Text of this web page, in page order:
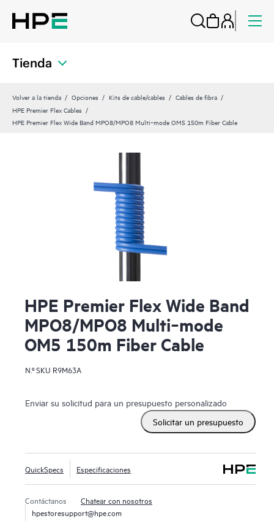
Tienda
Volver a la tienda Opciones Kits de cable/cables
Cables de fibra
HPE Premier Flex Cables
HPE Premier Flex Wide Band MPO8/MPO8 Multi‑mode OM5 150m Fiber Cable
HPE Premier Flex Wide Band
MPO8/MPO8 Multi‑mode
OM5 150m Fiber Cable
N.º SKU R9M63A
Enviar su solicitud para un presupuesto personalizado
Solicitar un presupuesto
QuickSpecs Especificaciones
Contáctanos
Chatear con nosotros
hpestoresupport@hpe.com